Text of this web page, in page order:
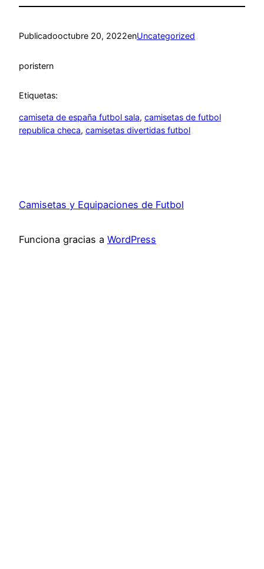
Publicadooctubre 20, 2022enUncategorized
poristern
Etiquetas:
camiseta de españa futbol sala, camisetas de futbol
republica checa, camisetas divertidas futbol
Camisetas y Equipaciones de Futbol
Funciona gracias a WordPress